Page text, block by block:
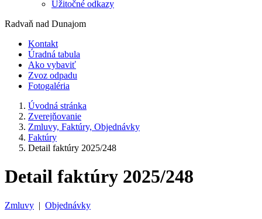
Užitočné odkazy
Radvaň nad Dunajom
Kontakt
Úradná tabula
Ako vybaviť
Zvoz odpadu
Fotogaléria
Úvodná stránka
Zverejňovanie
Zmluvy, Faktúry, Objednávky
Faktúry
Detail faktúry 2025/248
Detail faktúry 2025/248
Zmluvy | Objednávky